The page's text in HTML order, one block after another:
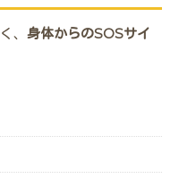
、 身体からのSOSサイ